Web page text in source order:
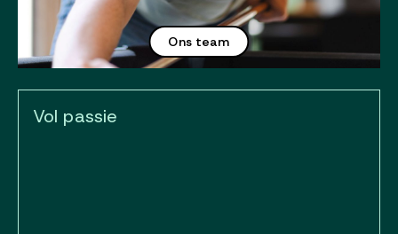
Ons team
Vol passie